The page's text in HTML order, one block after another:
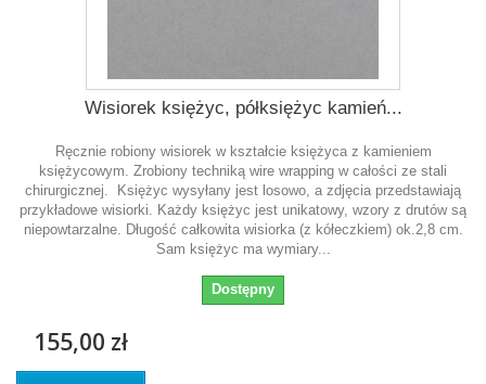
Wisiorek księżyc, półksiężyc kamień...
Ręcznie robiony wisiorek w kształcie księżyca z kamieniem
księżycowym. Zrobiony techniką wire wrapping w całości ze stali
chirurgicznej. Księżyc wysyłany jest losowo, a zdjęcia przedstawiają
przykładowe wisiorki. Każdy księżyc jest unikatowy, wzory z drutów są
niepowtarzalne. Długość całkowita wisiorka (z kółeczkiem) ok.2,8 cm.
Sam księżyc ma wymiary...
Dostępny
155,00 zł